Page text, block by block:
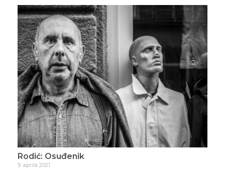
Rodić: Osuđenik
9. aprila 2021.